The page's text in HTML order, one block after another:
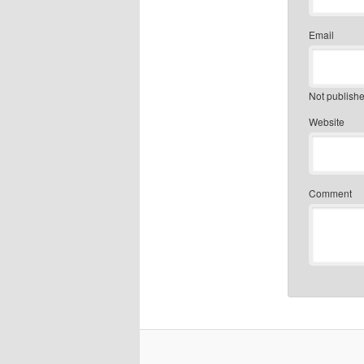
Email
Not
Website
Comment